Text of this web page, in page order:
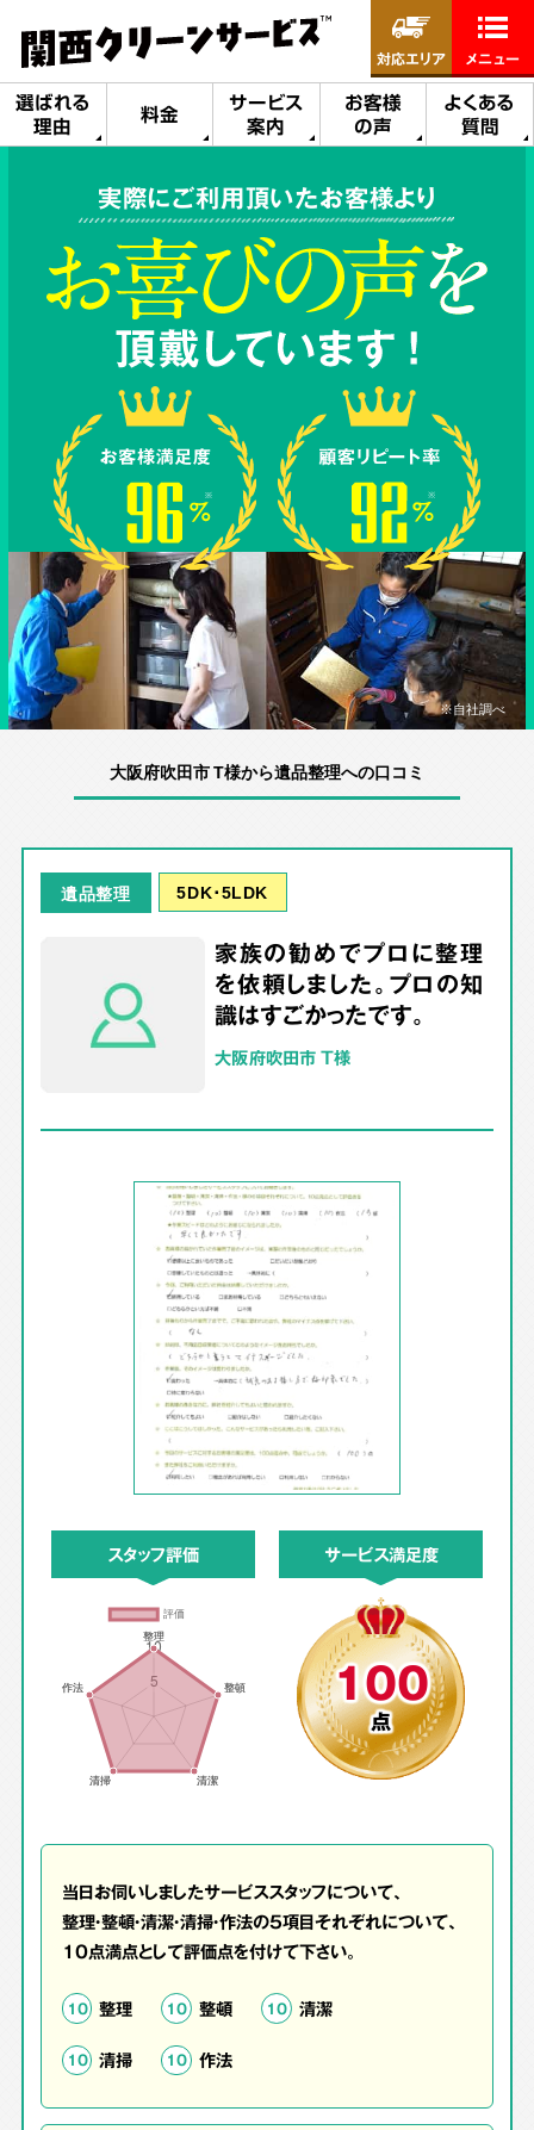
選ばれる
理由
料金
サービス
案内
お客様
の声
よくある
質問
対応エリア メニュー
実際にご利用頂いたお客様より
※自社調べ
大阪府吹田市 T様から遺品整理への口コミ
遺品整理 5DK･5LDK
家族の勧めでプロに整理
を依頼しました。プロの知
識はすごかったです。
大阪府吹田市 T様
スタッフ評価 サービス満足度
100
点
当日お伺いしましたサービススタッフについて、
整理・整頓・清潔・清掃・作法の5項目それぞれについて、
10点満点として評価点を付けて下さい。
10 整理 10 整頓 10 清潔
10 清掃 10 作法